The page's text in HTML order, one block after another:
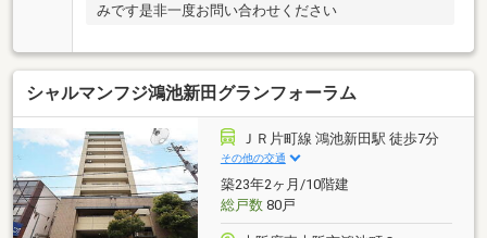
みです是非一度お問い合わせください
シャルマンフジ鴻池新田グランフォーラム
ＪＲ片町線 鴻池新田駅 徒歩7分
その他の交通
築23年2ヶ月/10階建
総戸数80戸